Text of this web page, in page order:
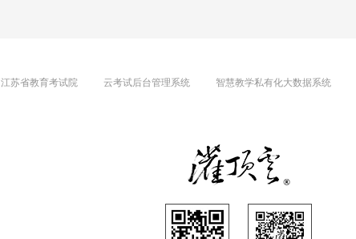
江苏省教育考试院 云考试后台管理系统 智慧教学私有化大数据系统